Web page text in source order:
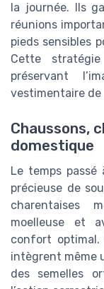
la journée. Ils
réunions
pieds sensibles
Cette
préservant
vestimentaire de
Chaussons,
domestique
Le temps passé
précieuse de
charentaises
moelleuse et
confort optimal.
intègrent même
des semelles